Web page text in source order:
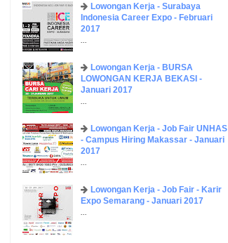
Lowongan Kerja - Surabaya
Indonesia Career Expo - Februari
2017
...
Lowongan Kerja - BURSA
LOWONGAN KERJA BEKASI -
Januari 2017
...
Lowongan Kerja - Job Fair UNHAS
- Campus Hiring Makassar - Januari
2017
...
Lowongan Kerja - Job Fair - Karir
Expo Semarang - Januari 2017
...